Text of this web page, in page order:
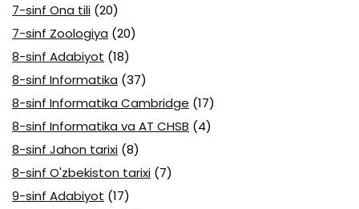
7-sinf Ona tili (20)
7-sinf Zoologiya (20)
8-sinf Adabiyot (18)
8-sinf Informatika (37)
8-sinf Informatika Cambridge (17)
8-sinf Informatika va AT CHSB (4)
8-sinf Jahon tarixi (8)
8-sinf O'zbekiston tarixi (7)
9-sinf Adabiyot (17)